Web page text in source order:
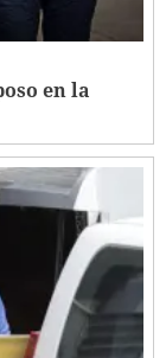
en la